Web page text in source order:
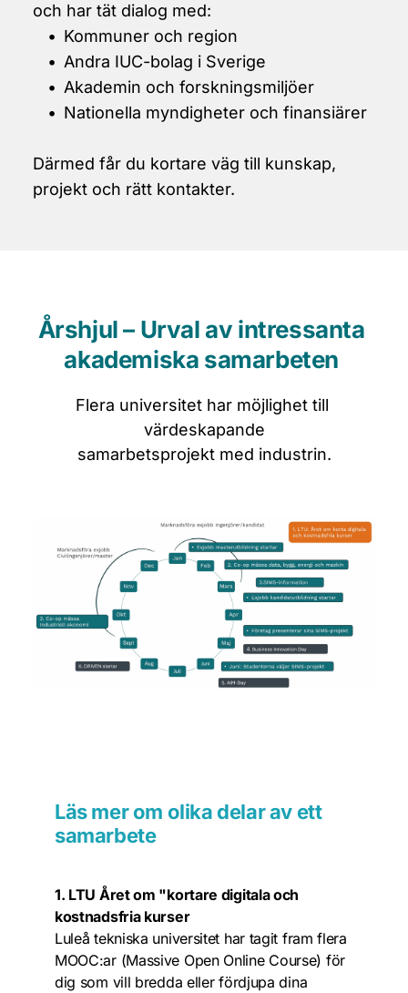
och har tät dialog med:
Kommuner och region
Andra IUC-bolag i Sverige
Akademin och forskningsmiljöer
Nationella myndigheter och finansiärer
Därmed får du kortare väg till kunskap,
projekt och rätt kontakter.
Årshjul – Urval av intressanta
akademiska samarbeten
Flera universitet har möjlighet till
värdeskapande
samarbetsprojekt med industrin.
Läs mer om olika delar av ett
samarbete
1. LTU Året om "kortare digitala och
kostnadsfria kurser
Luleå tekniska universitet har tagit fram flera
MOOC:ar (Massive Open Online Course) för
dig som vill bredda eller fördjupa dina